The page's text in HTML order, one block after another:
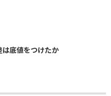
底値をつけたか